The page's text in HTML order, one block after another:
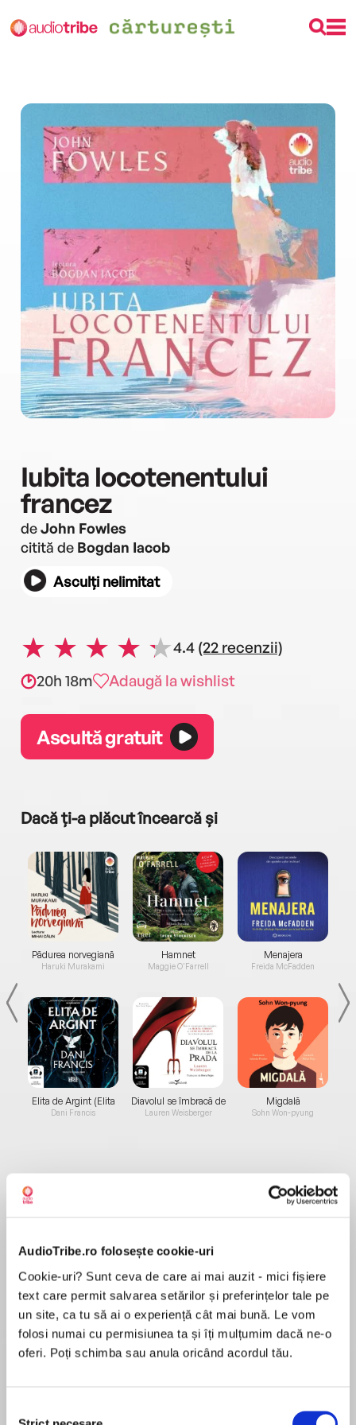
AudioTribe.ro folosește cookie-uri
Cookie-uri? Sunt ceva de care ai mai auzit - mici fișiere
text care permit salvarea setărilor și preferințelor tale pe
un site, ca tu să ai o experiență cât mai bună. Le vom
folosi numai cu permisiunea ta și îți mulțumim dacă ne-o
oferi. Poți schimba sau anula oricând acordul tău.
Iubita locotenentului
francez
deJohn Fowles
citită de Bogdan Iacob
Asculți nelimitat
4.4 (22 recenzii)
20h 18m
Adaugă la wishlist
Ascultă gratuit
Dacă ți-a plăcut încearcă și
Pădurea norvegiană
Haruki Murakami
Elita de Argint (Elita
de...
Dani Francis
Hamnet
Maggie O'Farrell
Diavolul se îmbracă de
la...
Lauren Weisberger
Menajera
Freida McFadden
Migdală
Sohn Won-pyung
Despre
este al treilea roman al lui John Fowles, după
Colecționarul și Magicianul, bucurându-se de
apreciere critică și popularitate în rândul
cititorilor. Ficțiune istorică postmodernă, a cărui
acțiune este plasată în jurul anului 1867, romanul
evocă regulile rigide și emoțiile reprimate ale
epocii victoriene, pornind de la o intrigă aparent
MAI MULT
Recenzii